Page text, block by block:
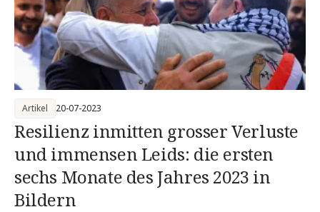
Resilienz inmitten grosser Verluste
und immensen Leids: die ersten
sechs Monate des Jahres 2023 in
Bildern
Artikel 20-07-2023